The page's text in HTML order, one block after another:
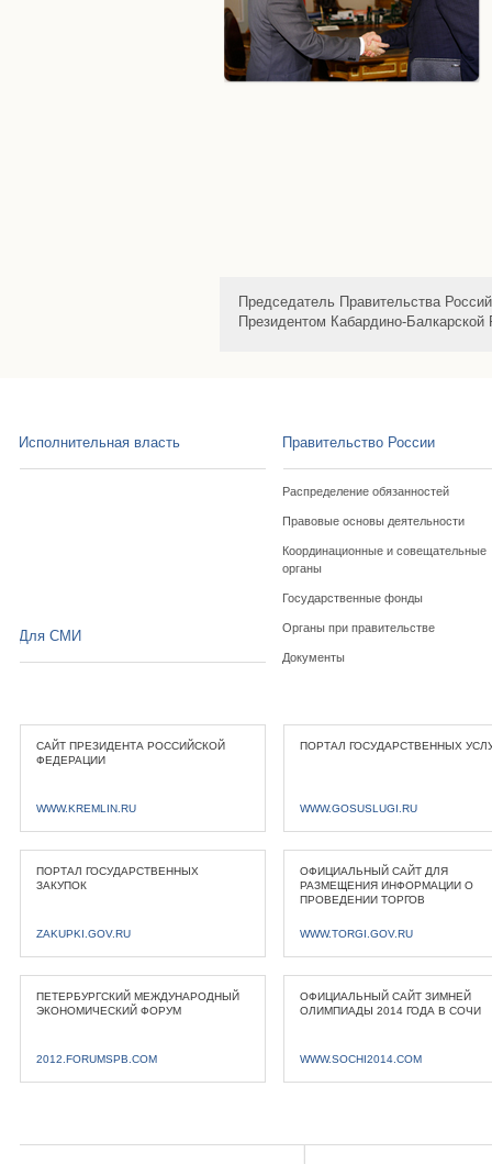
Председатель Правительства
Президентом Кабардино-
Исполнительная власть Правительство России
Распределение обязанностей
Правовые основы деятельности
Координационные и совещательные
органы
Государственные фонды
Органы при правительстве
Документы
Для СМИ
САЙТ ПРЕЗИДЕНТА РОССИЙСКОЙ
ФЕДЕРАЦИИ
WWW.KREMLIN.RU
ПОРТАЛ ГОСУДАРСТВЕННЫХ
WWW.GOSUSLUGI.RU
ПОРТАЛ ГОСУДАРСТВЕННЫХ
ЗАКУПОК
ZAKUPKI.GOV.RU
ОФИЦИАЛЬНЫЙ САЙТ ДЛЯ
РАЗМЕЩЕНИЯ ИНФОРМАЦИИ О
ПРОВЕДЕНИИ ТОРГОВ
WWW.TORGI.GOV.RU
ПЕТЕРБУРГСКИЙ МЕЖДУНАРОДНЫЙ
ЭКОНОМИЧЕСКИЙ ФОРУМ
2012.FORUMSPB.COM
ОФИЦИАЛЬНЫЙ САЙТ ЗИМНЕЙ
ОЛИМПИАДЫ 2014 ГОДА В СОЧИ
WWW.SOCHI2014.COM